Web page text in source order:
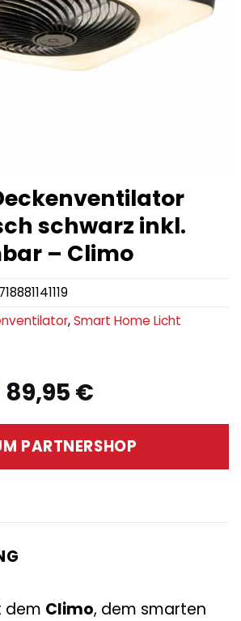
schwarz inkl.
– Climo
Ursprünglicher
Preis
war:
245,00 €
89,95 €Aktueller
ist:
89,95 €.
PARTNERSHOP
,Smart Home Licht
dem Climo, dem smarten